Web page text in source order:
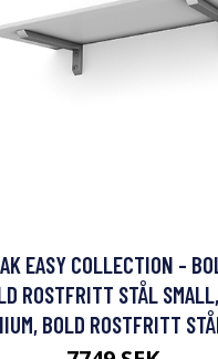
EASY COLLECTION -
ROSTFRITT STÅL
BOLD ROSTFRITT